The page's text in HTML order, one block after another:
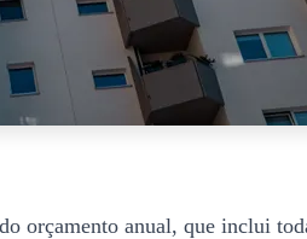
orçamento anual, que inclui